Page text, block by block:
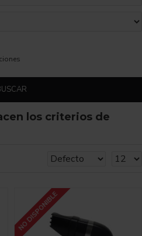
los criterios de
NO DISPONIBLE